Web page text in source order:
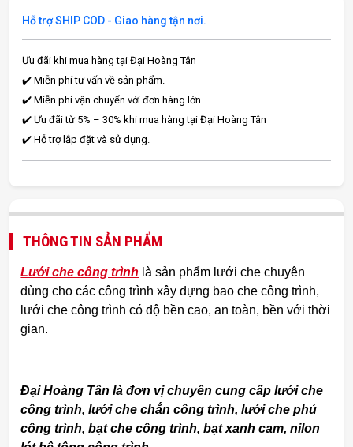
Hỗ trợ SHIP COD - Giao hàng tận nơi.
Ưu đãi khi mua hàng tại Đại Hoàng Tân
✔️ Miễn phí tư vấn về sản phẩm.
✔️ Miễn phí vận chuyển với đơn hàng lớn.
✔️ Ưu đãi từ 5% – 30% khi mua hàng tại Đại Hoàng Tân
✔️ Hỗ trợ lắp đặt và sử dụng.
THÔNG TIN SẢN PHẨM
Lưới che công trình là sản phẩm lưới che chuyên
dùng cho các công trình xây dựng bao che công trình,
lưới che công trình có độ bền cao, an toàn, bền với thời
gian.
Đại Hoàng Tân là đơn vị chuyên cung cấp lưới che
công trình, lưới che chắn công trình, lưới che phủ
công trình, bạt che công trình, bạt xanh cam, nilon